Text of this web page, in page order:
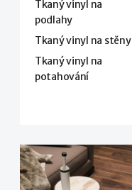
Tkaný vinyl na
podlahy
Tkaný vinyl na stěny
Tkaný vinyl na
potahování